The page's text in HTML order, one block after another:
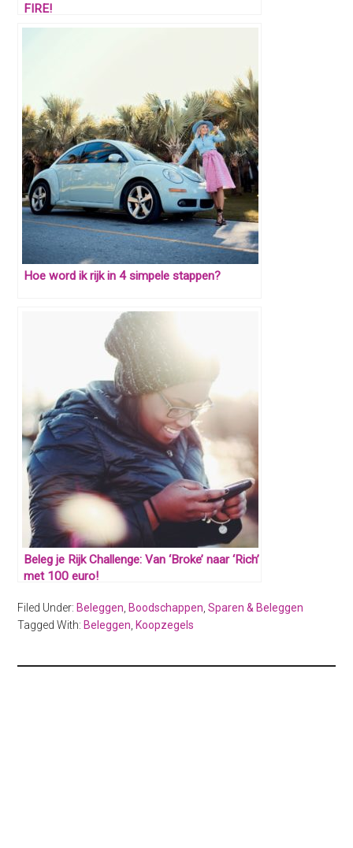
FIRE!
Hoe word ik rijk in 4 simpele stappen?
Beleg je Rijk Challenge: Van ‘Broke’ naar ‘Rich’
met 100 euro!
Filed Under: Beleggen Boodschappen ,Sparen & Beleggen
Tagged With: Beleggen Koopzegels